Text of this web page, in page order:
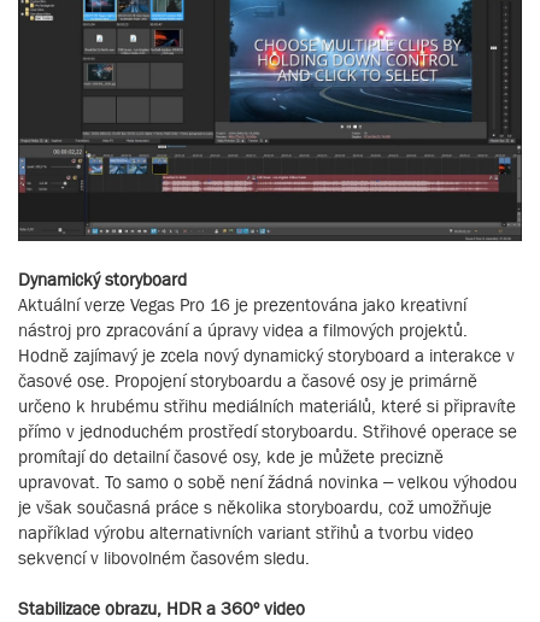
Dynamický storyboard
Aktuální verze Vegas Pro 16 je prezentována jako kreativní
nástroj pro zpracování a úpravy videa a filmových projektů.
Hodně zajímavý je zcela nový dynamický storyboard a interakce v
časové ose. Propojení storyboardu a časové osy je primárně
určeno k hrubému střihu mediálních materiálů, které si připravíte
přímo v jednoduchém prostředí storyboardu. Střihové operace se
promítají do detailní časové osy, kde je můžete precizně
upravovat. To samo o sobě není žádná novinka – velkou výhodou
je však současná práce s několika storyboardu, což umožňuje
například výrobu alternativních variant střihů a tvorbu video
sekvencí v libovolném časovém sledu.
Stabilizace obrazu, HDR a 360º video